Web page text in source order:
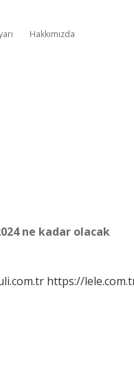
Hakkımızda
ne kadar olacak
https://